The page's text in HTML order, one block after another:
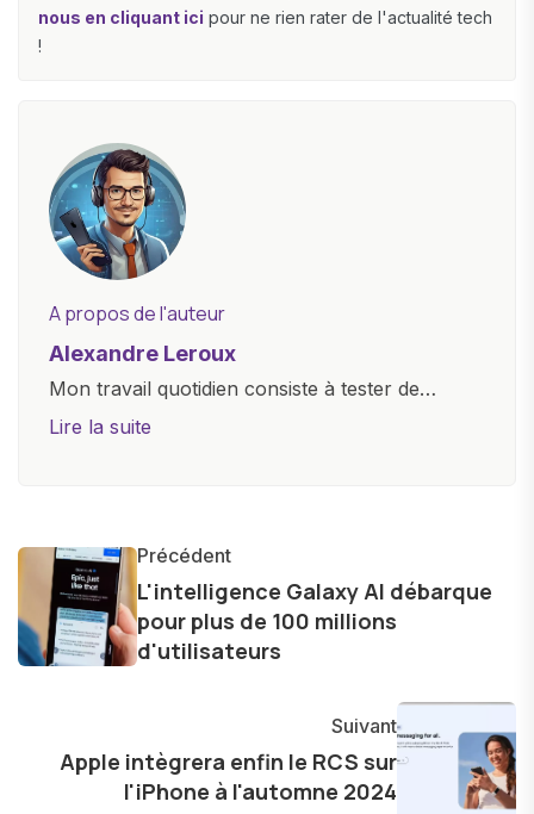
nous en cliquant ici pour ne rien rater de l'actualité tech
!
A propos de l'auteur
Alexandre Leroux
Mon travail quotidien consiste à tester de
nouveaux appareils, à rédiger des critiques
informations précises et pertinentes pour aider
les consommateurs à comprendre et à naviguer
dans le paysage technologique en constante
évolution.
Lire la suite
Précédent
L'intelligence Galaxy AI débarque
pour plus de 100 millions
d'utilisateurs
Suivant
Apple intègrera enfin le RCS sur
l'iPhone à l'automne 2024